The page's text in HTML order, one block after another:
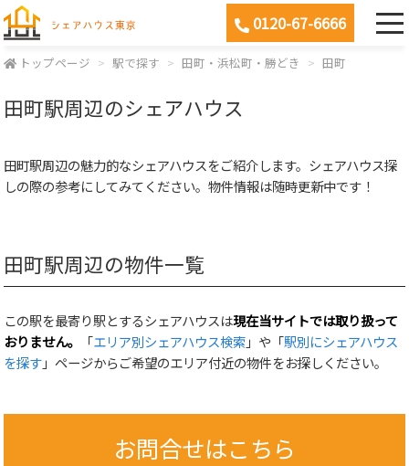
0120-67-6666
トップページ 駅で探す 田町・浜松町・勝どき 田町
田町駅周辺のシェアハウス
田町駅周辺の魅力的なシェアハウスをご紹介します。シェアハウス探
しの際の参考にしてみてください。物件情報は随時更新中です！
田町駅周辺の物件一覧
この駅を最寄り駅とするシェアハウスは現在当サイトでは取り扱って
おりません。
「エリア別シェアハウス検索」や「駅別にシェアハウス
を探す」ページからご希望のエリア付近の物件をお探しください。
お問合せはこちら